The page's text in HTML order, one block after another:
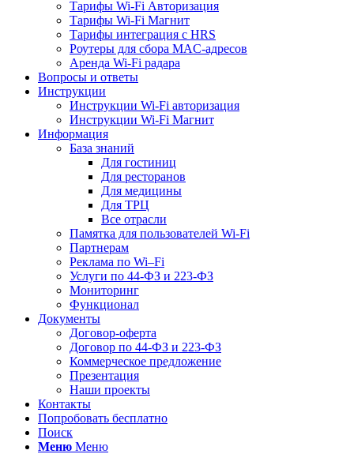
Тарифы Wi-Fi Авторизация
Тарифы Wi-Fi Магнит
Тарифы интеграция с HRS
Роутеры для сбора MAC-адресов
Аренда Wi-Fi радара
Вопросы и ответы
Инструкции
Инструкции Wi-Fi авторизация
Инструкции Wi-Fi Магнит
Информация
База знаний
Для гостиниц
Для ресторанов
Для медицины
Для ТРЦ
Все отрасли
Памятка для пользователей Wi-Fi
Партнерам
Реклама по Wi–Fi
Услуги по 44-ФЗ и 223-ФЗ
Мониторинг
Функционал
Документы
Договор-оферта
Договор по 44-ФЗ и 223-ФЗ
Коммерческое предложение
Презентация
Наши проекты
Контакты
Попробовать бесплатно
Поиск
Меню Меню